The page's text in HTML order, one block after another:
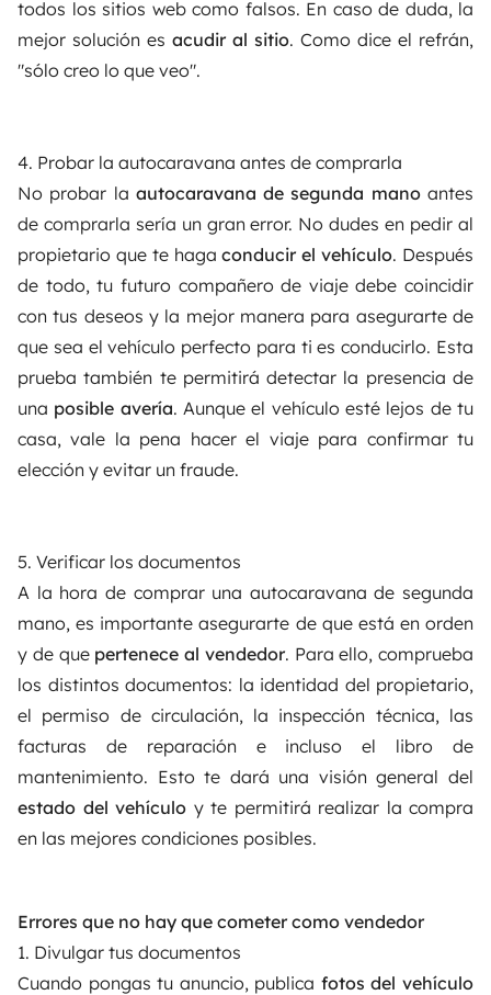
todos los sitios web como falsos. En caso de duda, la
mejor solución es acudir al sitio. Como dice el refrán,
"sólo creo lo que veo".
4. Probar la autocaravana antes de comprarla
No probar la autocaravana de segunda manoantes
de comprarla sería un gran error. No dudes en pedir al
propietario que te hagaconducir el vehículo. Después
de todo, tu futuro compañero de viaje debe coincidir
con tus deseos y la mejor manera para asegurarte de
que sea el vehículo perfecto para ti es conducirlo. Esta
prueba también te permitirá detectar la presencia de
una posible avería. Aunque el vehículo esté lejos de tu
casa, vale la pena hacer el viaje para confirmar tu
elección y evitar un fraude.
5. Verificar los documentos
A la hora de comprar una autocaravana de segunda
mano, es importante asegurarte de que está en orden
y de que pertenece al vendedor. Para ello, comprueba
los distintos documentos: la identidad del propietario,
el permiso de circulación, la inspección técnica, las
facturas de reparación e incluso el libro de
mantenimiento. Esto te dará una visión general del
estado del vehículo y te permitirá realizar la compra
en las mejores condiciones posibles.
Errores que no hay que cometer como vendedor
1. Divulgar tus documentos
Cuando pongas tu anuncio, publica fotos del vehículo